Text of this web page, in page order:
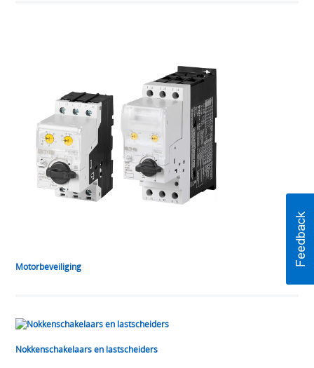
Motorbeveiliging
Nokkenschakelaars en lastscheiders